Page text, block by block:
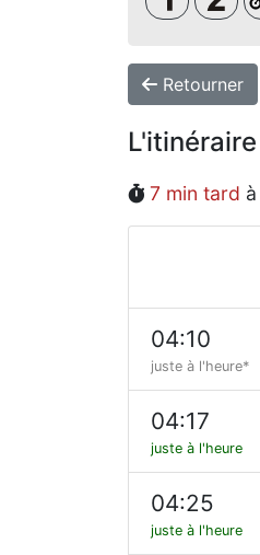
Retourner
7 min tard
04:10
juste à l'heure*
04:17
juste à l'heure
04:25
juste à l'heure